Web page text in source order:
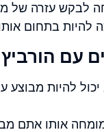
לבקש עזרה של
להיות בתחום
עם
יכול להיות
אותו אתם